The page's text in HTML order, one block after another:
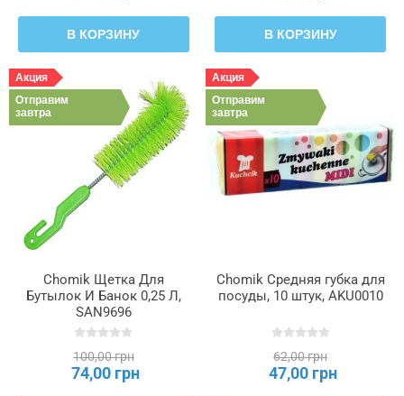
В КОРЗИНУ В КОРЗИНУ
Акция
Отправим
завтра
Chomik Щетка Для
Бутылок И Банок 0,25 Л,
SAN9696
100,00 грн
74,00 грн
Акция
Отправим
завтра
Chomik Средняя губка для
посуды, 10 штук, AKU0010
62,00 грн
47,00 грн